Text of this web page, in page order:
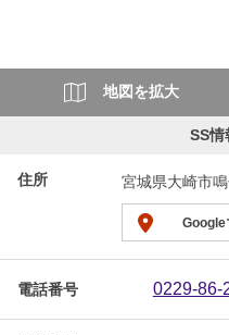
SS情
住所 宮城県大崎市
Google
電話番号 0229-86-
地図を拡大